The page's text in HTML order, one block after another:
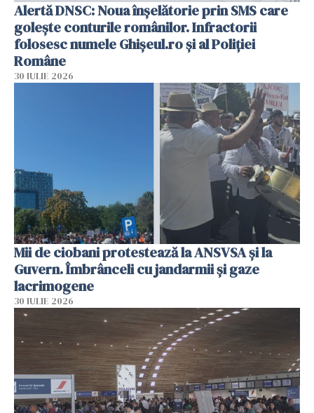
Alertă DNSC: Noua înșelătorie prin SMS care
golește conturile românilor. Infractorii
folosesc numele Ghișeul.ro și al Poliției
Române
30 IULIE 2026
Mii de ciobani protestează la ANSVSA și la
Guvern. Îmbrânceli cu jandarmii și gaze
lacrimogene
30 IULIE 2026